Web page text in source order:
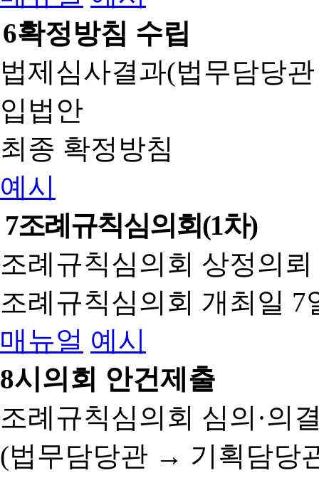
6확정방침 수립
법제심사결과(법무담당
입법안
최종 확정방침
예시
7조례규칙심의회(1차)
조례규칙심의회 상정의
조례규칙심의회 개최일 7
매뉴얼 예시
8시의회 안건제출
조례규칙심의회 심의·의
(법무담당관 → 기획담당